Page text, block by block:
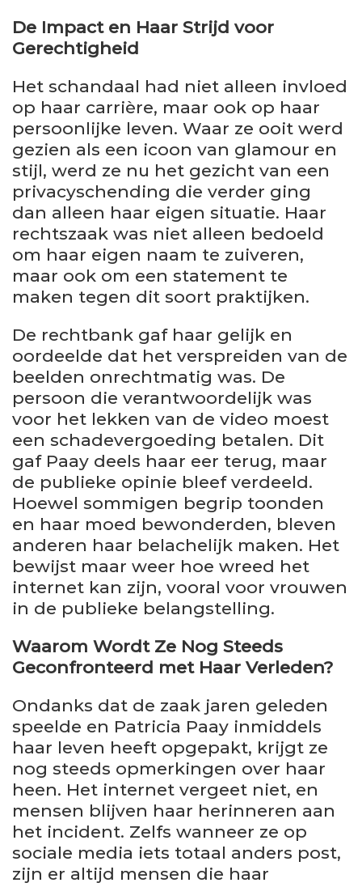
De Impact en Haar Strijd voor
Gerechtigheid
Het schandaal had niet alleen invloed
op haar carrière, maar ook op haar
persoonlijke leven. Waar ze ooit werd
gezien als een icoon van glamour en
stijl, werd ze nu het gezicht van een
privacyschending die verder ging
dan alleen haar eigen situatie. Haar
rechtszaak was niet alleen bedoeld
om haar eigen naam te zuiveren,
maar ook om een statement te
maken tegen dit soort praktijken.
De rechtbank gaf haar gelijk en
oordeelde dat het verspreiden van de
beelden onrechtmatig was. De
persoon die verantwoordelijk was
voor het lekken van de video moest
een schadevergoeding betalen. Dit
gaf Paay deels haar eer terug, maar
de publieke opinie bleef verdeeld.
Hoewel sommigen begrip toonden
en haar moed bewonderden, bleven
anderen haar belachelijk maken. Het
bewijst maar weer hoe wreed het
internet kan zijn, vooral voor vrouwen
in de publieke belangstelling.
Waarom Wordt Ze Nog Steeds
Geconfronteerd met Haar Verleden?
Ondanks dat de zaak jaren geleden
speelde en Patricia Paay inmiddels
haar leven heeft opgepakt, krijgt ze
nog steeds opmerkingen over haar
heen. Het internet vergeet niet, en
mensen blijven haar herinneren aan
het incident. Zelfs wanneer ze op
sociale media iets totaal anders post,
zijn er altijd mensen die haar